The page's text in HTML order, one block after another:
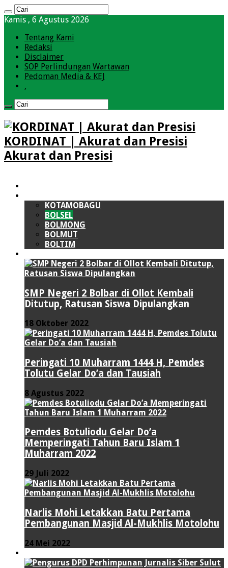
Kamis , 6 Agustus 2026
Tentang Kami
Redaksi
Disclaimer
SOP Perlindungan Wartawan
Pedoman Media & KEJ
,
KORDINAT | Akurat dan Presisi
Akurat dan Presisi
KOTAMOBAGU
BOLSEL
BOLMONG
BOLMUT
BOLTIM
SMP Negeri 2 Bolbar di Ollot Kembali
Ditutup, Ratusan Siswa Dipulangkan
18 Oktober 2022
Peringati 10 Muharram 1444 H, Pemdes
Tolutu Gelar Do’a dan Tausiah
8 Agustus 2022
Pemdes Botuliodu Gelar Do’a
Memperingati Tahun Baru Islam 1
Muharram 2022
29 Juli 2022
Narlis Mohi Letakkan Batu Pertama
Pembangunan Masjid Al-Mukhlis Motolohu
24 Mei 2022